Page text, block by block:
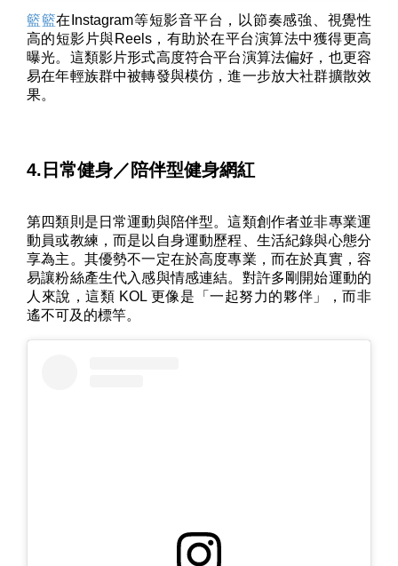
籃籃在Instagram等短影音平台，以節奏感強、視覺性
高的短影片與Reels，有助於在平台演算法中獲得更高
曝光。這類影片形式高度符合平台演算法偏好，也更容
易在年輕族群中被轉發與模仿，進一步放大社群擴散效
果。
4.日常健身／陪伴型健身網紅
第四類則是日常運動與陪伴型。這類創作者並非專業運
動員或教練，而是以自身運動歷程、生活紀錄與心態分
享為主。其優勢不一定在於高度專業，而在於真實，容
易讓粉絲產生代入感與情感連結。對許多剛開始運動的
人來說，這類 KOL 更像是「一起努力的夥伴」，而非
遙不可及的標竿。